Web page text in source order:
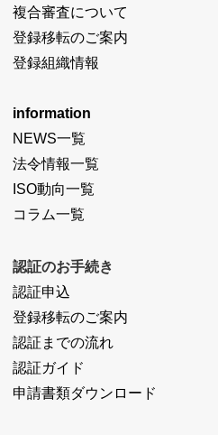
複合審査について
登録移転のご案内
登録組織情報
information
NEWS一覧
法令情報一覧
ISO動向一覧
コラム一覧
認証のお手続き
認証申込
登録移転のご案内
認証までの流れ
認証ガイド
申請書類ダウンロード